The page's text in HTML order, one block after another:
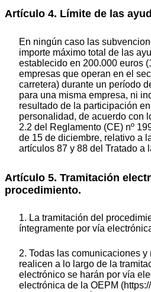
Artículo 4. Límite de las
En ningún caso las
importe máximo total de las
establecido en 200.000 euros
empresas que operan en el
carretera) durante un período
para una misma empresa, ni
resultado de la participación
personalidad, de acuerdo con
2.2 del Reglamento (CE) nº
de 15 de diciembre, relativo a
artículos 87 y 88 del Tratado a
Artículo 5. Tramitación
procedimiento.
1. La tramitación del
íntegramente por vía
2. Todas las comunicaciones
realicen a lo largo de la
electrónico se harán por vía
electrónica de la OEPM